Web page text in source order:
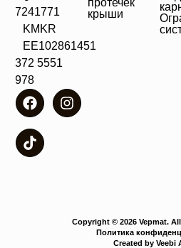
17241771
KMKR
EE102861451
+372 5551
4978
протечек
крыши
Copyright © 2026 Vepmat.
Политика
Created by Veebi